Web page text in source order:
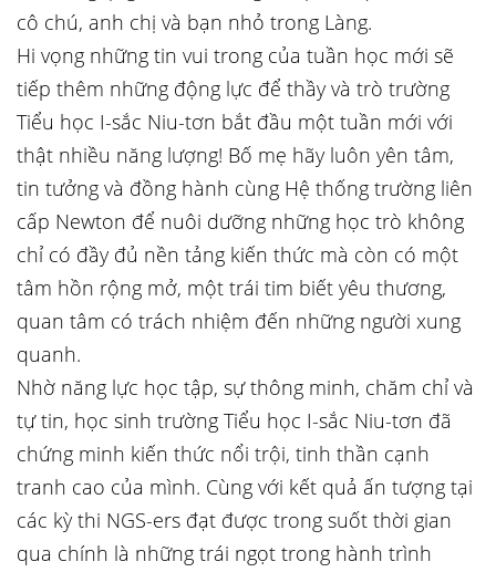
cô chú, anh chị và bạn nhỏ trong Làng.
Hi vọng những tin vui trong của tuần học mới sẽ
tiếp thêm những động lực để thầy và trò trường
Tiểu học I-sắc Niu-tơn bắt đầu một tuần mới với
thật nhiều năng lượng! Bố mẹ hãy luôn yên tâm,
tin tưởng và đồng hành cùng Hệ thống trường liên
cấp Newton để nuôi dưỡng những học trò không
chỉ có đầy đủ nền tảng kiến thức mà còn có một
tâm hồn rộng mở, một trái tim biết yêu thương,
quan tâm có trách nhiệm đến những người xung
quanh.
Nhờ năng lực học tập, sự thông minh, chăm chỉ và
tự tin, học sinh trường Tiểu học I-sắc Niu-tơn đã
chứng minh kiến thức nổi trội, tinh thần cạnh
tranh cao của mình. Cùng với kết quả ấn tượng tại
các kỳ thi NGS-ers đạt được trong suốt thời gian
qua chính là những trái ngọt trong hành trình